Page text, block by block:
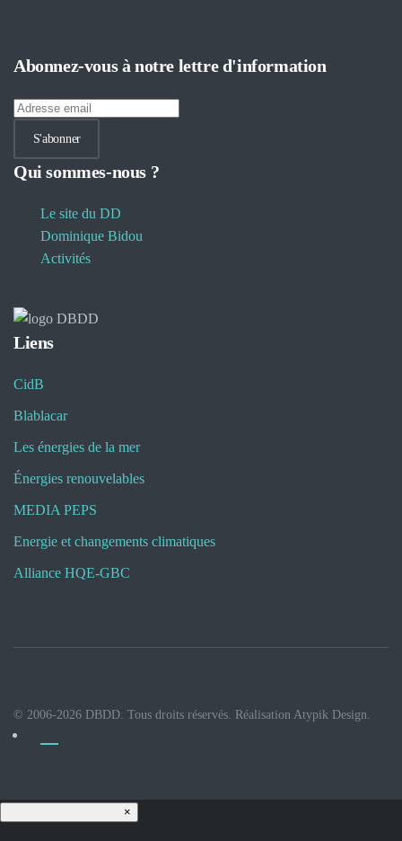
Abonnez-vous à notre lettre d'information
S'abonner
Qui sommes-nous ?
Le site du DD
Dominique Bidou
Activités
Liens
CidB
Blablacar
Les énergies de la mer
Énergies renouvelables
MEDIA PEPS
Energie et changements climatiques
Alliance HQE-GBC
© 2006-2026 DBDD. Tous droits réservés. Réalisation Atypik Design
×